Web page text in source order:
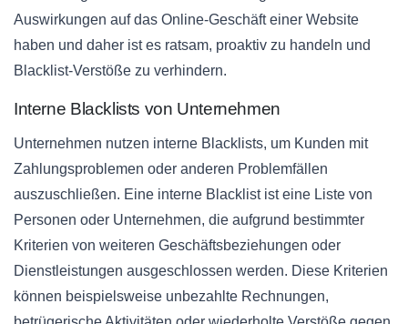
Auswirkungen auf das Online-Geschäft einer Website
haben und daher ist es ratsam, proaktiv zu handeln und
Blacklist-Verstöße zu verhindern.
Interne Blacklists von Unternehmen
Unternehmen nutzen interne Blacklists, um Kunden mit
Zahlungsproblemen oder anderen Problemfällen
auszuschließen. Eine interne Blacklist ist eine Liste von
Personen oder Unternehmen, die aufgrund bestimmter
Kriterien von weiteren Geschäftsbeziehungen oder
Dienstleistungen ausgeschlossen werden. Diese Kriterien
können beispielsweise unbezahlte Rechnungen,